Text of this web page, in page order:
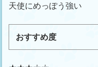
天使にめっぽう強い
おすすめ度